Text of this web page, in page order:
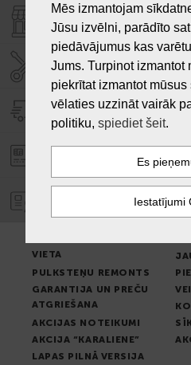
VEIKALI "LAIKS"
SERVISA CENTRS
PIEGĀDE
PASŪTĪJUMA
GARANTIJA
VIETA
PULKSTEŅU REMONTS
GARANTIJA UN PREČU
ATGRIEŠANA
AKCIJAS NOTEIKUMI
AKCIJA “KARALIENE”
LAPAS PILNĀ VERSIJA
Mēs izmantojam
Jūsu izvēlni, parādīto
piedāvājumus kas
Jums. Turpinot izmantot
piekrītat izmantot
vēlaties uzzināt vairāk
politiku, spiediet šeit.